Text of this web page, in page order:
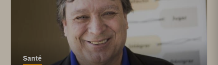
Santé